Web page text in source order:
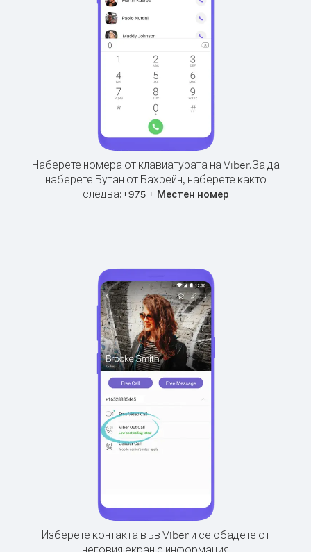
Наберете номера от клавиатурата на Viber.За да
наберете Бутан от Бахрейн, наберете както
следва:+975+ Местен номер
Изберете контакта във Viber и се обадете от
неговия екран с информация